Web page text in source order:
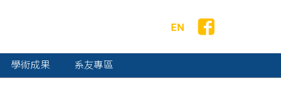
EN
學術成果 系友專區